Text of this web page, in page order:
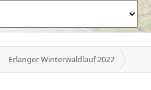
Erlanger Winterwaldlauf 2022